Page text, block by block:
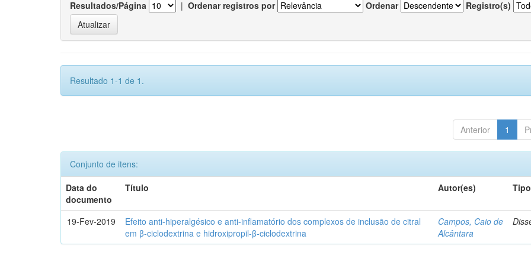
Resultados/Página | Ordenar registros por Ordenar Registro(s)
Resultado 1-1 de 1.
Anterior 1
Conjunto de itens:
Data do
documento
Título Autor(es) Tipo
19-Fev-2019
Efeito anti-hiperalgésico e anti-inflamatório dos complexos de inclusão de citral
em β-ciclodextrina e hidroxipropil-β-ciclodextrina
Campos, Caio de
Alcântara